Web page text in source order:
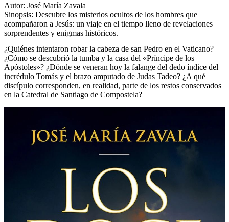
Autor: José María Zavala
Sinopsis: Descubre los misterios ocultos de los hombres que
acompañaron a Jesús: un viaje en el tiempo lleno de revelaciones
sorprendentes y enigmas históricos.
¿Quiénes intentaron robar la cabeza de san Pedro en el Vaticano?
¿Cómo se descubrió la tumba y la casa del «Príncipe de los
Apóstoles»? ¿Dónde se veneran hoy la falange del dedo índice del
incrédulo Tomás y el brazo amputado de Judas Tadeo? ¿A qué
discípulo corresponden, en realidad, parte de los restos conservados
en la Catedral de Santiago de Compostela?